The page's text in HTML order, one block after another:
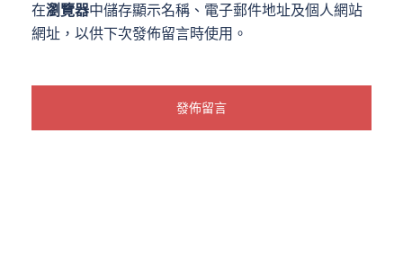
在瀏覽器中儲存顯示名稱、電子郵件地址及個人網站
網址，以供下次發佈留言時使用。